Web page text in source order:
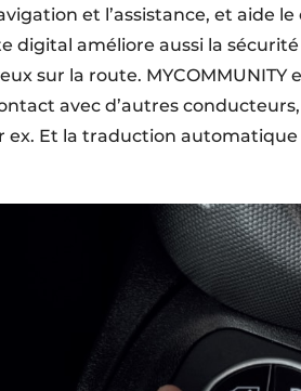
et l’assistance, et aide
digital améliore aussi la
sur la route. MYCOMMUNITY
avec d’autres
ex. Et la traduction